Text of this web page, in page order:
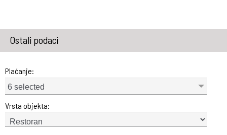
Ostali podaci
Plaćanje:
6 selected
Vrsta objekta: